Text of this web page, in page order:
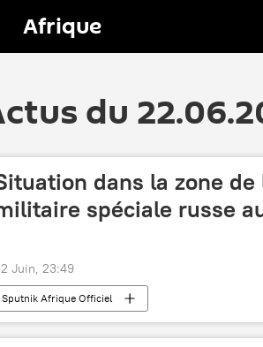
Afrique
du
dans la zone
spéciale russe
Juin, 23:49
Sputnik Afrique Officiel